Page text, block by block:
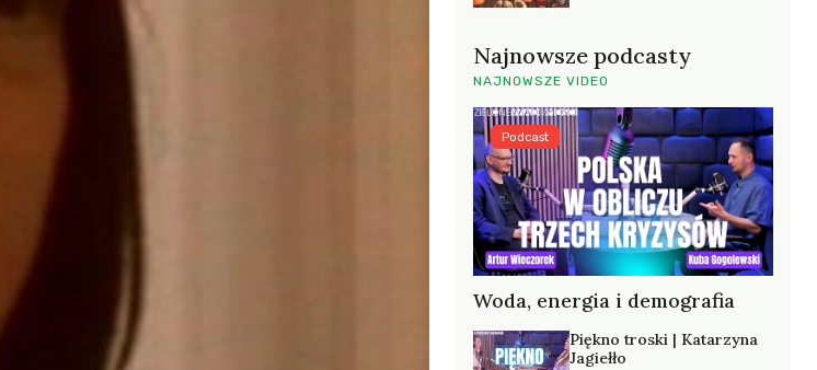
Najnowsze podcasty
NAJNOWSZE VIDEO
Woda, energia i demografia
Podcast
Piękno troski | Katarzyna
Jagiełło